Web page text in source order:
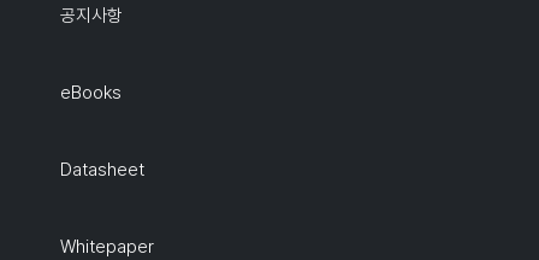
공지사항
eBooks
Datasheet
Whitepaper